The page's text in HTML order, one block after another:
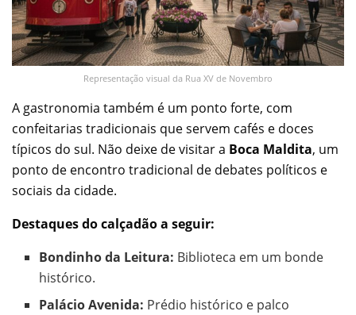
Representação visual da Rua XV de Novembro
A gastronomia também é um ponto forte, com
confeitarias tradicionais que servem cafés e doces
típicos do sul. Não deixe de visitar a Boca Maldita, um
ponto de encontro tradicional de debates políticos e
sociais da cidade.
Destaques do calçadão a seguir:
Bondinho da Leitura: Biblioteca em um bonde
histórico.
Palácio Avenida: Prédio histórico e palco